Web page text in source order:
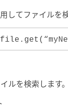
してファイルを
ルを検索します。